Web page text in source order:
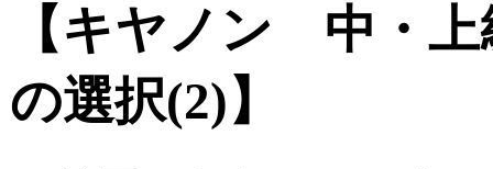
【キヤノン 中・
の選択(2)】